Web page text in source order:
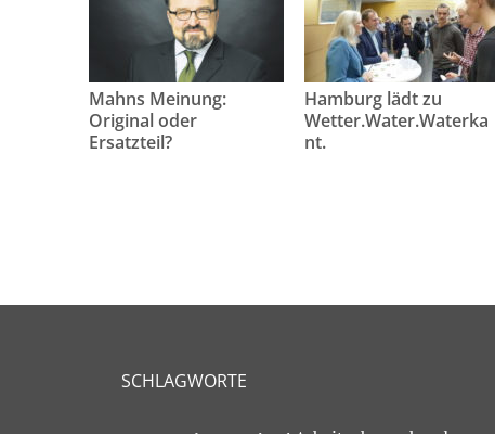
Mahns Meinung:
Original oder
Ersatzteil?
Hamburg lädt zu
Wetter.Water.Waterka
nt.
SCHLAGWORTE